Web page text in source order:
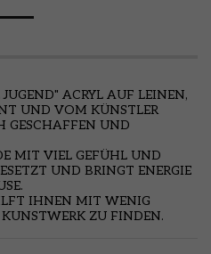
ACRYL AUF LEINEN,
UND VOM KÜNSTLER
GESCHAFFEN UND
MIT VIEL GEFÜHL UND
UND BRINGT ENERGIE
IHNEN MIT WENIG
ZU FINDEN.